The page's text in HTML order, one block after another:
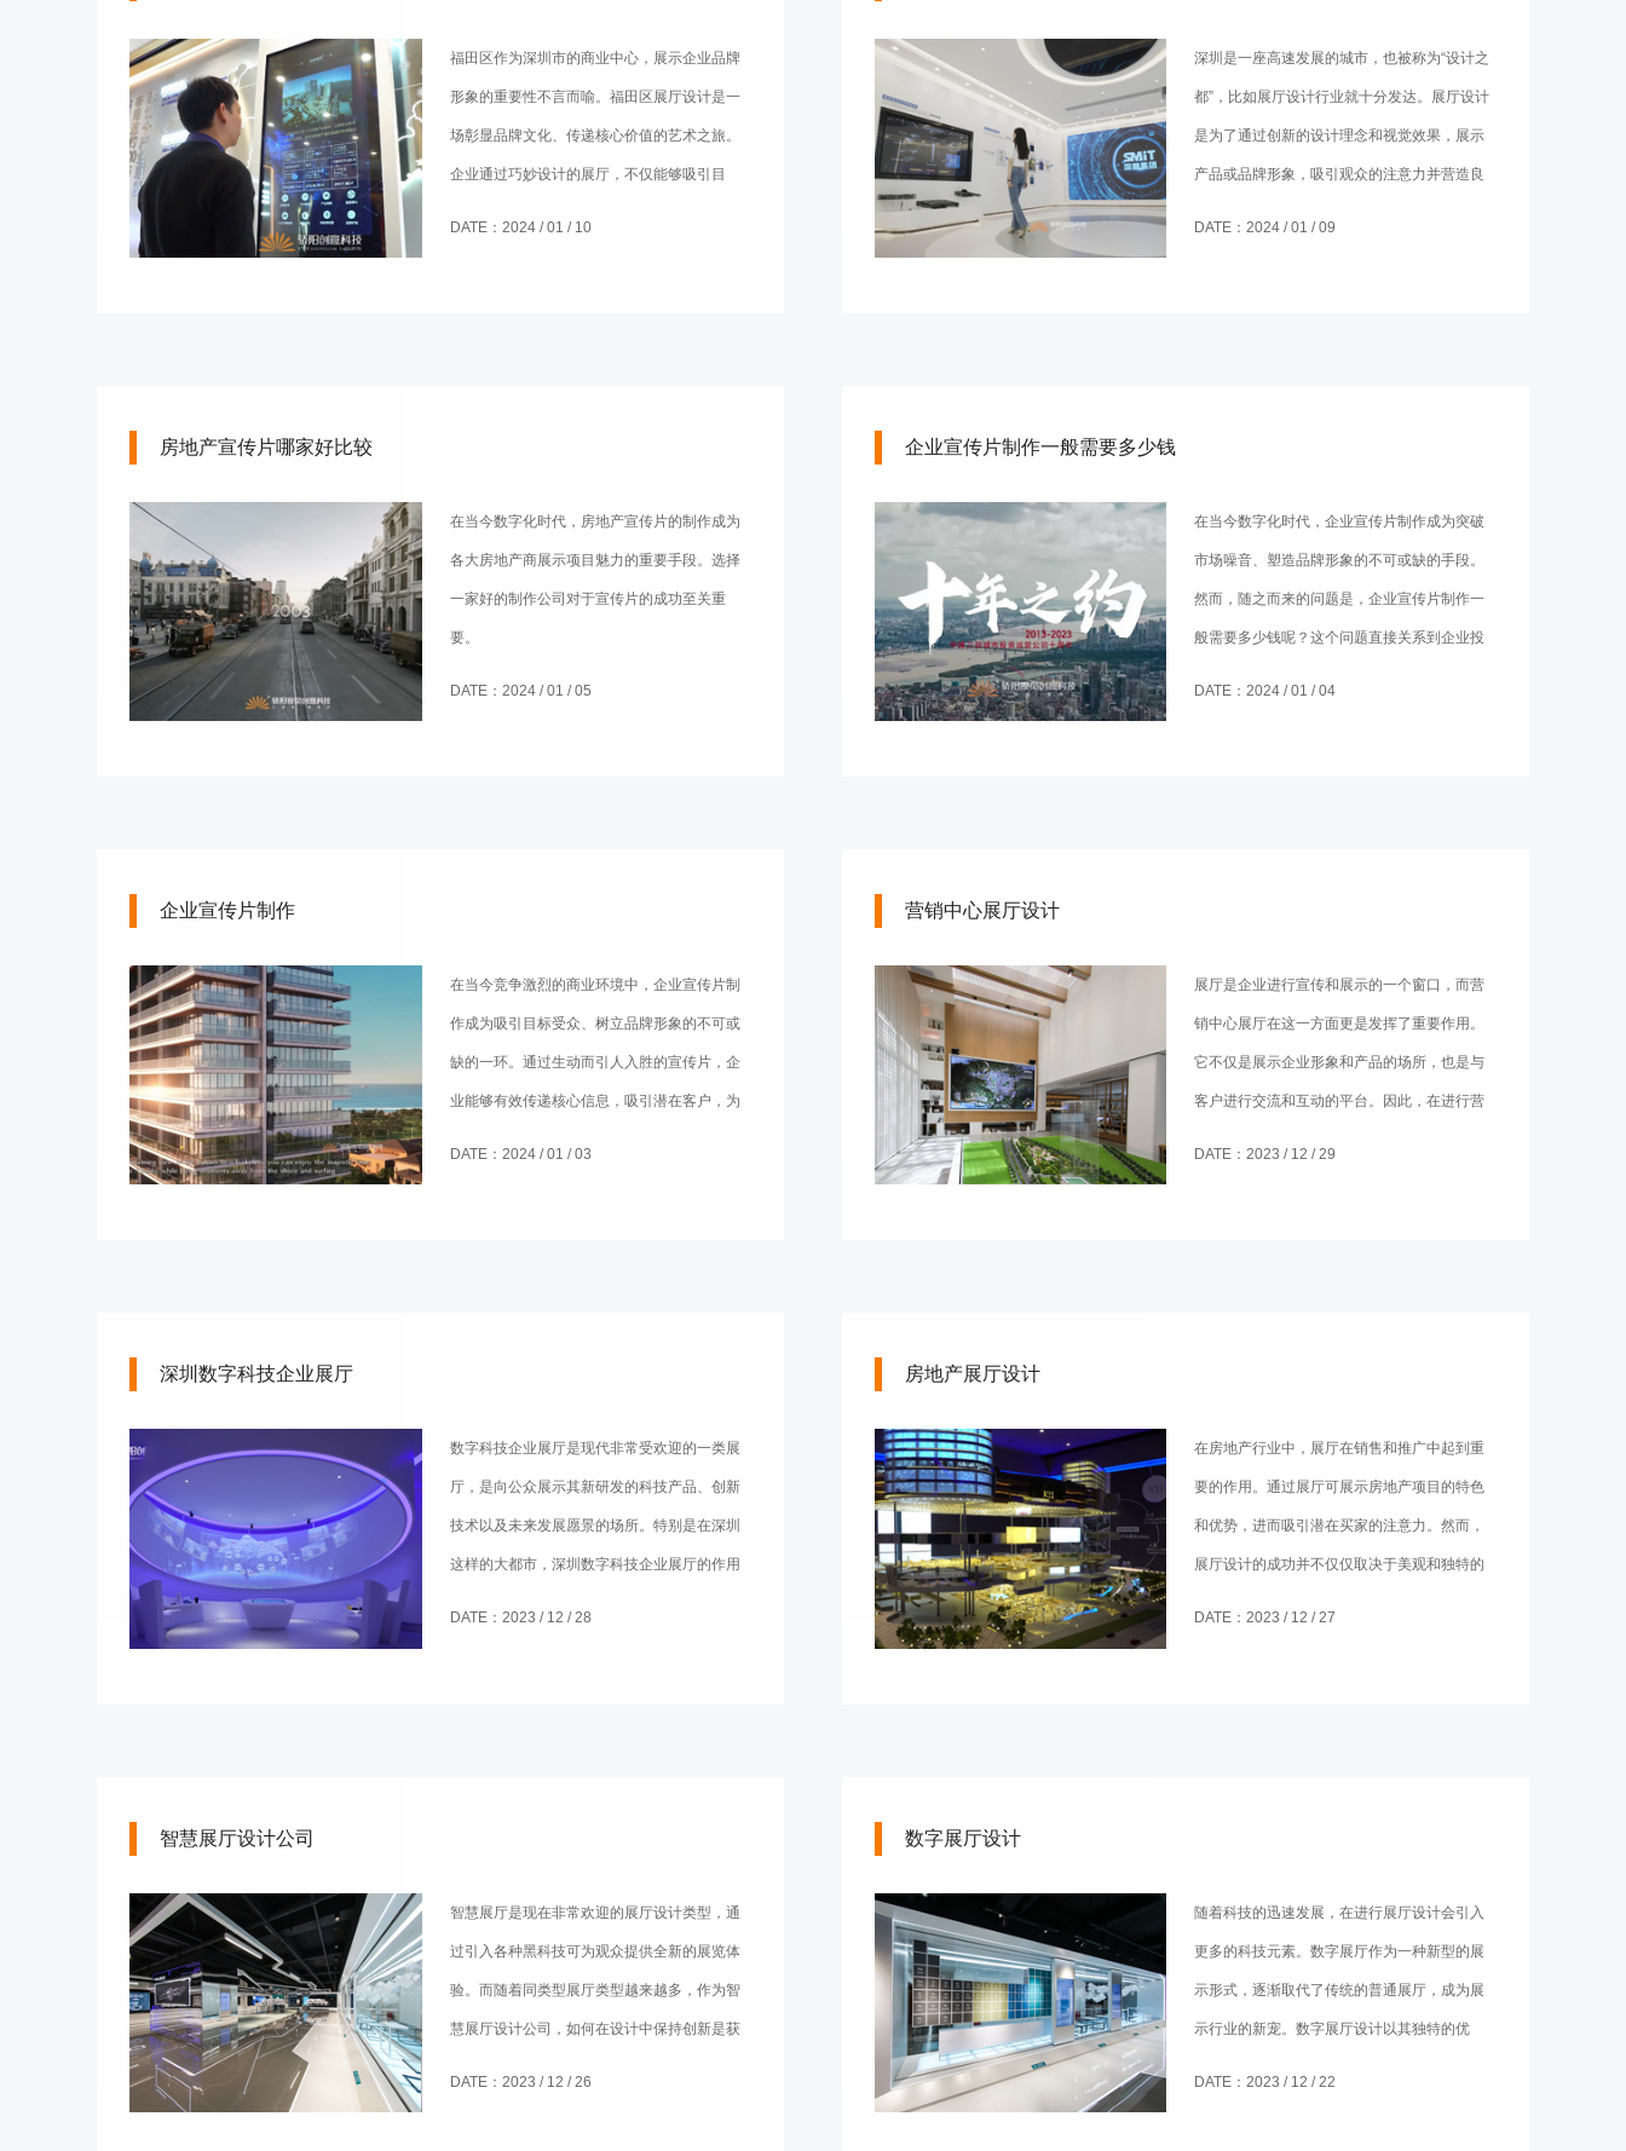
福田区作为深圳市的商业中心，展示企业品牌
形象的重要性不言而喻。福田区展厅设计是一
场彰显品牌文化、传递核心价值的艺术之旅。
企业通过巧妙设计的展厅，不仅能够吸引目
DATE：2024 / 01 / 10
深圳是一座高速发展的城市，也被称为“设计之
都”，比如展厅设计行业就十分发达。展厅设计
是为了通过创新的设计理念和视觉效果，展示
产品或品牌形象，吸引观众的注意力并营造良
DATE：2024 / 01 / 09
房地产宣传片哪家好比较
在当今数字化时代，房地产宣传片的制作成为
各大房地产商展示项目魅力的重要手段。选择
一家好的制作公司对于宣传片的成功至关重
要。
DATE：2024 / 01 / 05
企业宣传片制作一般需要多少钱
在当今数字化时代，企业宣传片制作成为突破
市场噪音、塑造品牌形象的不可或缺的手段。
然而，随之而来的问题是，企业宣传片制作一
般需要多少钱呢？这个问题直接关系到企业投
DATE：2024 / 01 / 04
企业宣传片制作
在当今竞争激烈的商业环境中，企业宣传片制
作成为吸引目标受众、树立品牌形象的不可或
缺的一环。通过生动而引人入胜的宣传片，企
业能够有效传递核心信息，吸引潜在客户，为
DATE：2024 / 01 / 03
营销中心展厅设计
展厅是企业进行宣传和展示的一个窗口，而营
销中心展厅在这一方面更是发挥了重要作用。
它不仅是展示企业形象和产品的场所，也是与
客户进行交流和互动的平台。因此，在进行营
DATE：2023 / 12 / 29
深圳数字科技企业展厅
数字科技企业展厅是现代非常受欢迎的一类展
厅，是向公众展示其新研发的科技产品、创新
技术以及未来发展愿景的场所。特别是在深圳
这样的大都市，深圳数字科技企业展厅的作用
DATE：2023 / 12 / 28
房地产展厅设计
在房地产行业中，展厅在销售和推广中起到重
要的作用。通过展厅可展示房地产项目的特色
和优势，进而吸引潜在买家的注意力。然而，
展厅设计的成功并不仅仅取决于美观和独特的
DATE：2023 / 12 / 27
智慧展厅设计公司
智慧展厅是现在非常欢迎的展厅设计类型，通
过引入各种黑科技可为观众提供全新的展览体
验。而随着同类型展厅类型越来越多，作为智
慧展厅设计公司，如何在设计中保持创新是获
DATE：2023 / 12 / 26
数字展厅设计
随着科技的迅速发展，在进行展厅设计会引入
更多的科技元素。数字展厅作为一种新型的展
示形式，逐渐取代了传统的普通展厅，成为展
示行业的新宠。数字展厅设计以其独特的优
DATE：2023 / 12 / 22